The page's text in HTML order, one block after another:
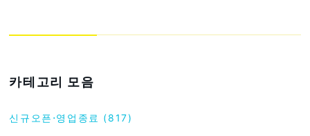
카테고리 모음
신규오픈⋅영업종료 (817)